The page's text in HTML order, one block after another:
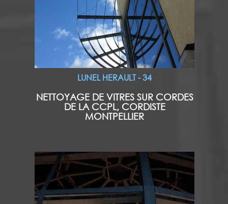
LUNEL HERAULT - 34
NETTOYAGE DE VITRES SUR CORDES
DE LA CCPL, CORDISTE
MONTPELLIER